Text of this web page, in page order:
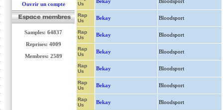
Ouvrir un compte
Samples: 64837
Reprises: 4009
Membres: 2589
Us
Rap
Us
Bekay Bloodsport
Rap
Us
Bekay Bloodsport
Rap
Us
Bekay Bloodsport
Rap
Us
Bekay Bloodsport
Rap
Us
Bekay Bloodsport
Rap
Us
Bekay Bloodsport